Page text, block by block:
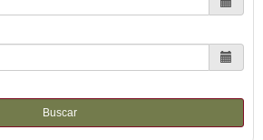
Buscar